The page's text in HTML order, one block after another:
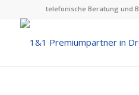
telefonische Beratung und